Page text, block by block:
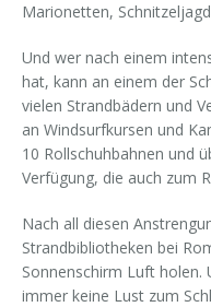
Marionetten,
Und wer nach einem
hat, kann an einem der
vielen Strandbädern und
an Windsurfkursen und
10 Rollschuhbahnen und
Verfügung, die auch zum
Nach all diesen
Strandbibliotheken bei
Sonnenschirm Luft holen.
immer keine Lust zum